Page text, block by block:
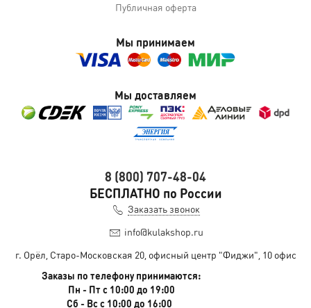
Публичная оферта
Мы принимаем
Мы доставляем
8 (800) 707-48-04
БЕСПЛАТНО по России
Заказать звонок
info@kulakshop.ru
г. Орёл, Старо-Московская 20, офисный центр "Фиджи", 10 офис
Заказы по телефону принимаются:
Пн - Пт с 10:00 до 19:00
Сб - Вс с 10:00 до 16:00